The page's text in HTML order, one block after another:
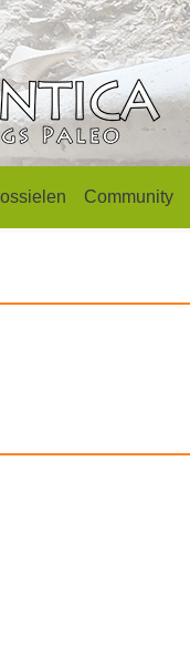
Community